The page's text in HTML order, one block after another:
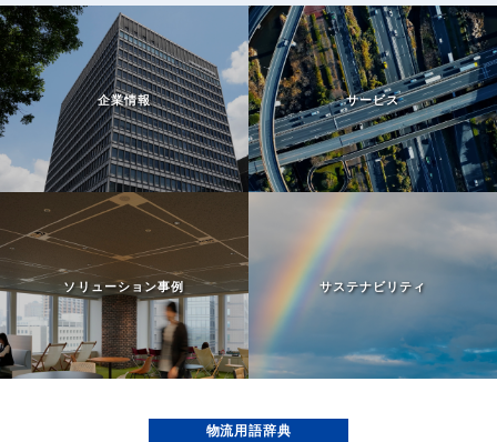
企業情報 サービス
ソリューション事例 サステナビリティ
物流用語辞典